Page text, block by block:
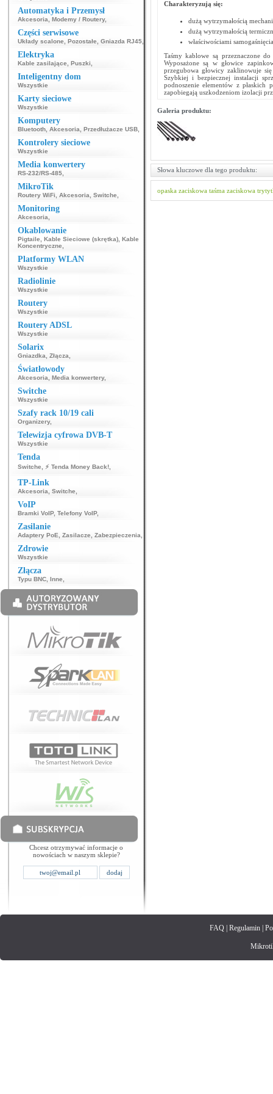
Automatyka i Przemysł
Akcesoria Modemy / Routery,
Części serwisowe
Układy scalone Pozostałe Gniazda RJ45
Elektryka
Kable zasilające Puszki
Inteligentny dom
Wszystkie
Karty sieciowe
Wszystkie
Komputery
Bluetooth Akcesoria Przedłużacze USB
Kontrolery sieciowe
Wszystkie
Media konwertery
RS-232/RS-485
MikroTik
Routery WiFi Akcesoria Switche
Monitoring
Akcesoria
Okablowanie
Pigtaile Kable Sieciowe (skrętka) Kable
Koncentryczne
Platformy WLAN
Wszystkie
Radiolinie
Wszystkie
Routery
Wszystkie
Routery ADSL
Wszystkie
Solarix
Gniazdka Złącza
Światłowody
Akcesoria Media konwertery,
Switche
Wszystkie
Szafy rack 10/19 cali
Organizery,
Telewizja cyfrowa DVB-T
Wszystkie
Tenda
Switche ⚡ Tenda Money Back!
TP-Link
Akcesoria Switche
VoIP
Bramki VoIP, Telefony VoIP,
Zasilanie
Adaptery PoE Zasilacze Zabezpieczenia
Zdrowie
Wszystkie
Złącza
Typu BNC Inne
Chcesz otrzymywać informacje o
nowościach w naszym sklepie?
Charakteryzują się:
dużą wytrzymałością
dużą wytrzymałością
właściwościami
Taśmy kablowe są przeznaczone
Wyposażone są w głowice
przegubowa głowicy zaklinowuje
Szybkiej i bezpiecznej instalacji
podnoszenie elementów z płaskich
zapobiegają uszkodzeniom izolacji
Galeria produktu:
Słowa kluczowe dla tego produktu:
opaska zaciskowa taśma zaciskowa
FAQ| Regulamin|